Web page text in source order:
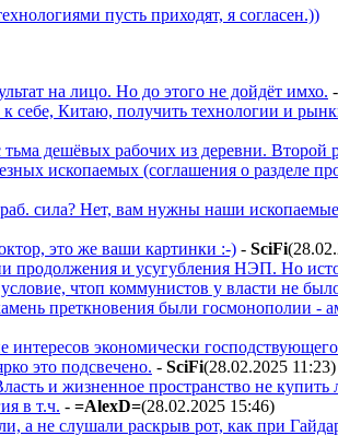
пусть приходят, я согласен.))
на лицо. Но до этого не дойдёт имхо. -
себе, Китаю, получить технологии и
дешёвых рабочих из деревни. Второй
ископаемых (соглашения о разделе
раб. сила? Нет, вам нужны наши
это же ваши картинки :-) - SciFi
продолжения и усугубления НЭП. Но
чтоп коммунистов у власти не
преткновения были госмонополии -
экономически
это подсвечено. - SciFi(28.02.2025 11:23)
и жизненное пространство не
в т.ч. - =AlexD=(28.02.2025 15:46)
а не слушали раскрыв рот, как при